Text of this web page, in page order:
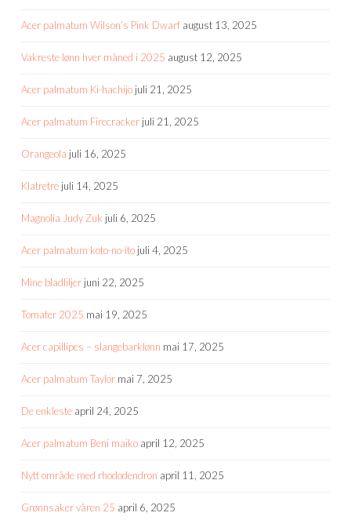
Acer palmatum Wilson’s Pink Dwarf august 13, 2025
Vakreste lønn hver måned i 2025 august 12, 2025
Acer palmatum Ki-hachijo juli 21, 2025
Acer palmatum Firecracker juli 21, 2025
Orangeola juli 16, 2025
Klatretre juli 14, 2025
Magnolia Judy Zuk juli 6, 2025
Acer palmatum koto-no-ito juli 4, 2025
Mine bladliljer juni 22, 2025
Tomater 2025 mai 19, 2025
Acer capillipes – slangebarklønn mai 17, 2025
Acer palmatum Taylor mai 7, 2025
De enkleste april 24, 2025
Acer palmatum Beni maiko april 12, 2025
Nytt område med rhododendron april 11, 2025
Grønnsaker våren 25 april 6, 2025